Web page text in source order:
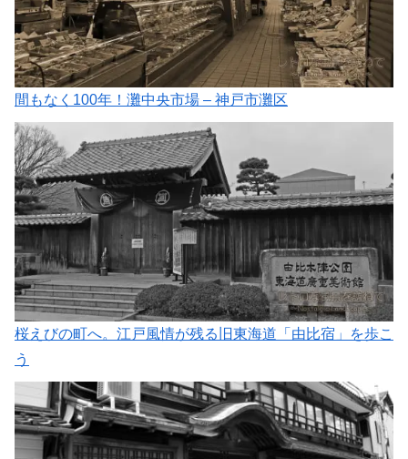
間もなく100年！灘中央市場 – 神戸市灘区
桜えびの町へ。江戸風情が残る旧東海道「由比宿」を歩こ
う